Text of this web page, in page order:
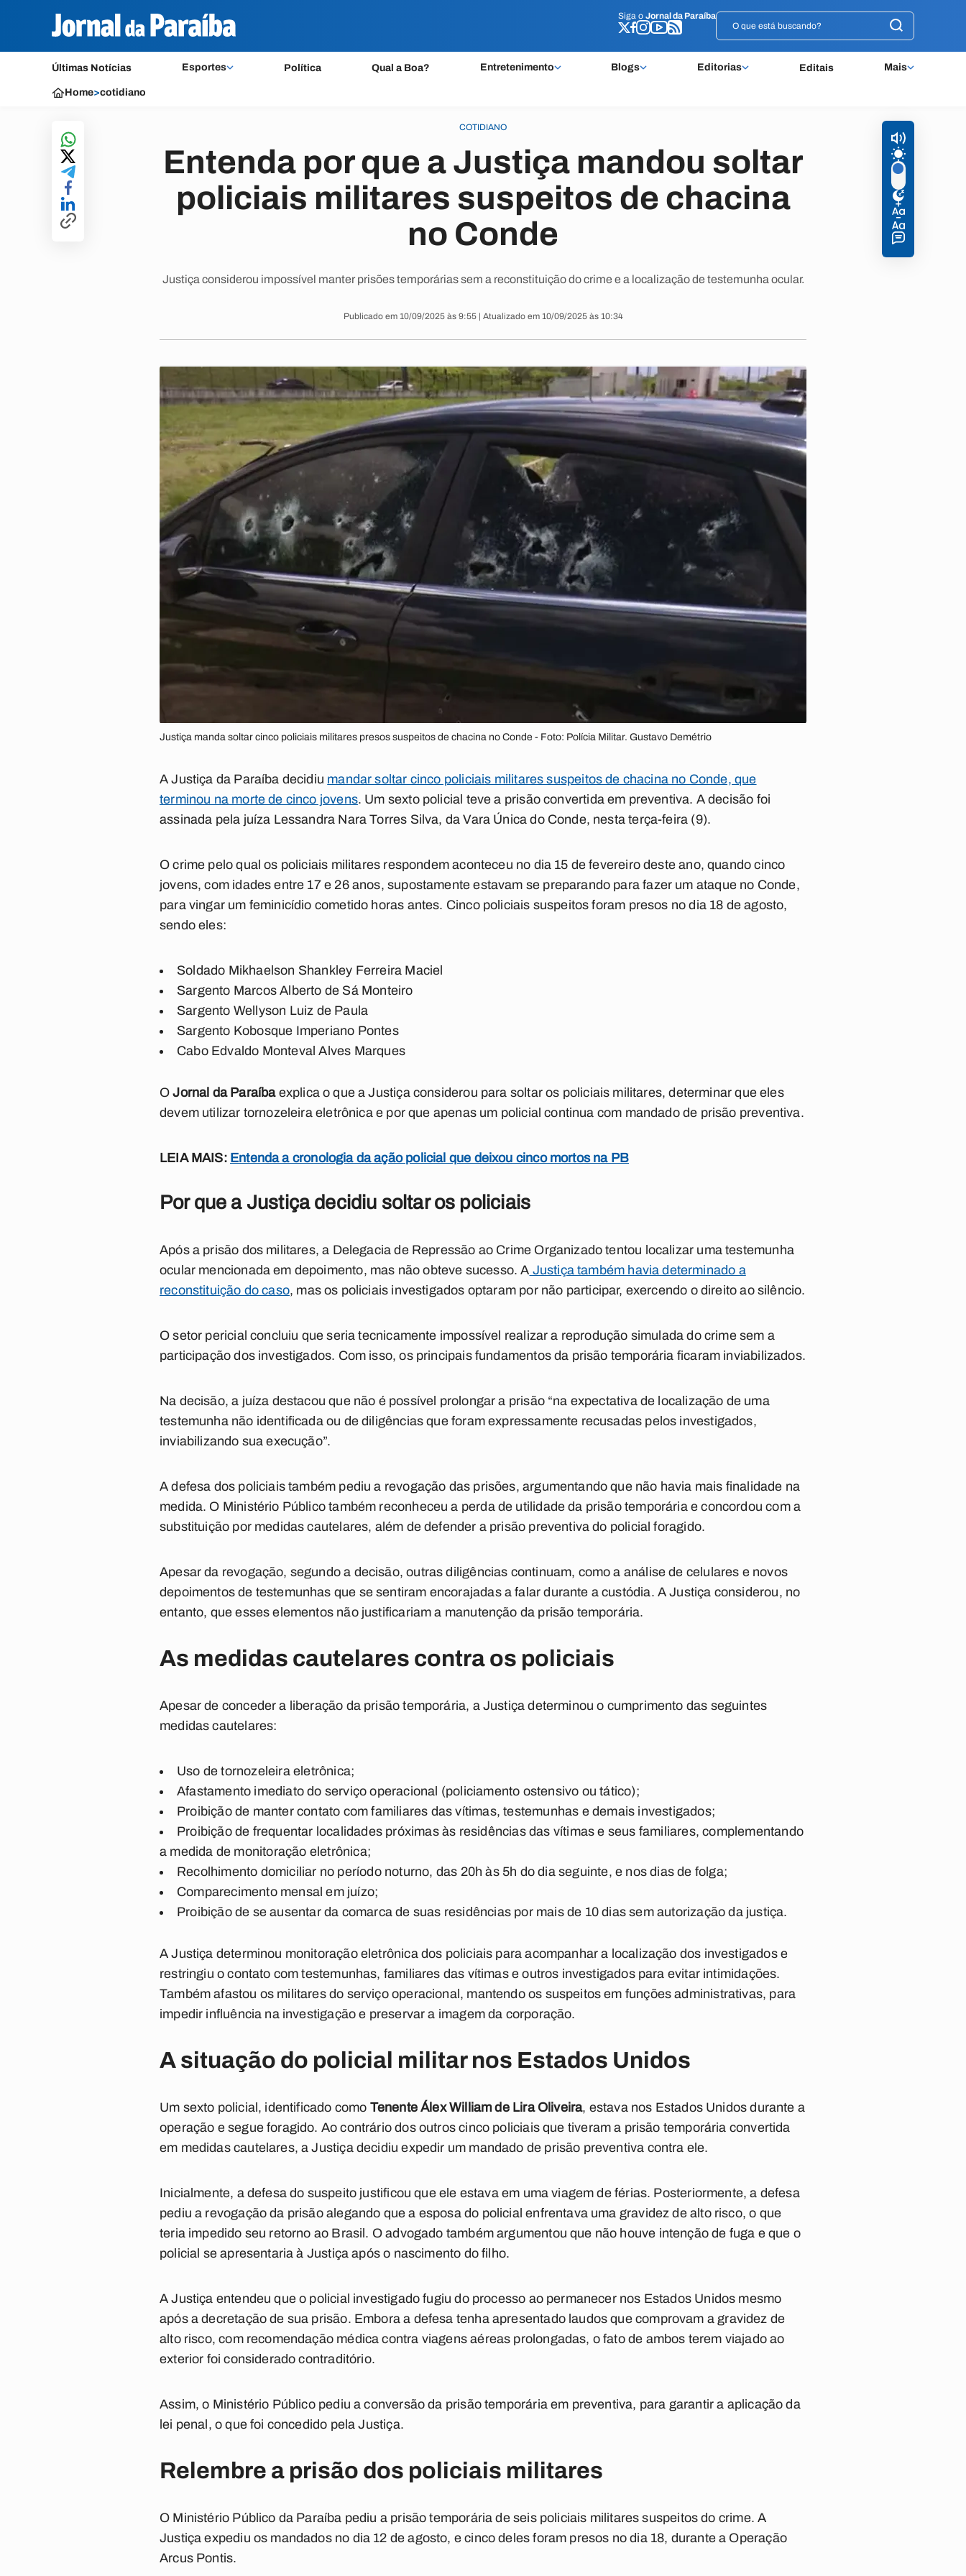
Siga o Jornal da Paraíba
Últimas Notícias Esportes Política Qual a Boa? Entretenimento Blogs Editorias Editais Mais
Siga o Jornal da Paraíba
Home>cotidiano
COTIDIANO
Entenda por que a Justiça mandou soltar
policiais militares suspeitos de chacina
no Conde
Justiça considerou impossível manter prisões temporárias sem a reconstituição do crime e a localização de testemunha ocular.
Publicado em 10/09/2025 às 9:55 | Atualizado em 10/09/2025 às 10:34
Justiça manda soltar cinco policiais militares presos suspeitos de chacina no Conde - Foto: Polícia Militar. Gustavo Demétrio
A Justiça da Paraíba decidiu mandar soltar cinco policiais militares suspeitos de chacina no Conde, que
terminou na morte de cinco jovens. Um sexto policial teve a prisão convertida em preventiva. A decisão foi
assinada pela juíza Lessandra Nara Torres Silva, da Vara Única do Conde, nesta terça-feira (9).
O crime pelo qual os policiais militares respondem aconteceu no dia 15 de fevereiro deste ano, quando cinco
jovens, com idades entre 17 e 26 anos, supostamente estavam se preparando para fazer um ataque no Conde,
para vingar um feminicídio cometido horas antes. Cinco policiais suspeitos foram presos no dia 18 de agosto,
sendo eles:
Soldado Mikhaelson Shankley Ferreira Maciel
Sargento Marcos Alberto de Sá Monteiro
Sargento Wellyson Luiz de Paula
Sargento Kobosque Imperiano Pontes
Cabo Edvaldo Monteval Alves Marques
OJornal da Paraíbaexplica o que a Justiça considerou para soltar os policiais militares, determinar que eles
devem utilizar tornozeleira eletrônica e por que apenas um policial continua com mandado de prisão preventiva.
LEIA MAIS: Entenda a cronologia da ação policial que deixou cinco mortos na PB
Por que a Justiça decidiu soltar os policiais
Após a prisão dos militares, a Delegacia de Repressão ao Crime Organizado tentou localizar uma testemunha
ocular mencionada em depoimento, mas não obteve sucesso. A Justiça também havia determinado a
reconstituição do caso, mas os policiais investigados optaram por não participar, exercendo o direito ao silêncio.
O setor pericial concluiu que seria tecnicamente impossível realizar a reprodução simulada do crime sem a
participação dos investigados. Com isso, os principais fundamentos da prisão temporária ficaram inviabilizados.
Na decisão, a juíza destacou que não é possível prolongar a prisão “na expectativa de localização de uma
testemunha não identificada ou de diligências que foram expressamente recusadas pelos investigados,
inviabilizando sua execução”.
A defesa dos policiais também pediu a revogação das prisões, argumentando que não havia mais finalidade na
medida. O Ministério Público também reconheceu a perda de utilidade da prisão temporária e concordou com a
substituição por medidas cautelares, além de defender a prisão preventiva do policial foragido.
Apesar da revogação, segundo a decisão, outras diligências continuam, como a análise de celulares e novos
depoimentos de testemunhas que se sentiram encorajadas a falar durante a custódia. A Justiça considerou, no
entanto, que esses elementos não justificariam a manutenção da prisão temporária.
As medidas cautelares contra os policiais
Apesar de conceder a liberação da prisão temporária, a Justiça determinou o cumprimento das seguintes
medidas cautelares:
Uso de tornozeleira eletrônica;
Afastamento imediato do serviço operacional (policiamento ostensivo ou tático);
Proibição de manter contato com familiares das vítimas, testemunhas e demais investigados;
Proibição de frequentar localidades próximas às residências das vítimas e seus familiares, complementando
a medida de monitoração eletrônica;
Recolhimento domiciliar no período noturno, das 20h às 5h do dia seguinte, e nos dias de folga;
Comparecimento mensal em juízo;
Proibição de se ausentar da comarca de suas residências por mais de 10 dias sem autorização da justiça.
A Justiça determinou monitoração eletrônica dos policiais para acompanhar a localização dos investigados e
restringiu o contato com testemunhas, familiares das vítimas e outros investigados para evitar intimidações.
Também afastou os militares do serviço operacional, mantendo os suspeitos em funções administrativas, para
impedir influência na investigação e preservar a imagem da corporação.
A situação do policial militar nos Estados Unidos
Um sexto policial, identificado como Tenente Álex William de Lira Oliveira, estava nos Estados Unidos durante a
operação e segue foragido. Ao contrário dos outros cinco policiais que tiveram a prisão temporária convertida
em medidas cautelares, a Justiça decidiu expedir um mandado de prisão preventiva contra ele.
Inicialmente, a defesa do suspeito justificou que ele estava em uma viagem de férias. Posteriormente, a defesa
pediu a revogação da prisão alegando que a esposa do policial enfrentava uma gravidez de alto risco, o que
teria impedido seu retorno ao Brasil. O advogado também argumentou que não houve intenção de fuga e que o
policial se apresentaria à Justiça após o nascimento do filho.
A Justiça entendeu que o policial investigado fugiu do processo ao permanecer nos Estados Unidos mesmo
após a decretação de sua prisão. Embora a defesa tenha apresentado laudos que comprovam a gravidez de
alto risco, com recomendação médica contra viagens aéreas prolongadas, o fato de ambos terem viajado ao
exterior foi considerado contraditório.
Assim, o Ministério Público pediu a conversão da prisão temporária em preventiva, para garantir a aplicação da
lei penal, o que foi concedido pela Justiça.
Relembre a prisão dos policiais militares
O Ministério Público da Paraíba pediu a prisão temporária de seis policiais militares suspeitos do crime. A
Justiça expediu os mandados no dia 12 de agosto, e cinco deles foram presos no dia 18, durante a Operação
Arcus Pontis.